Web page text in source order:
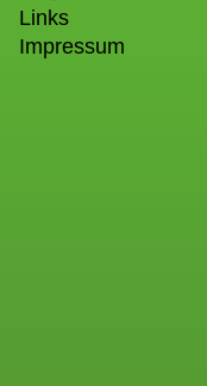
Links
Impressum